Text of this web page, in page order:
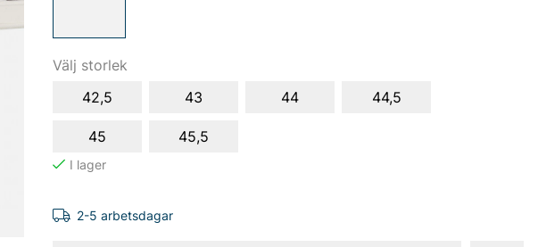
Välj storlek
42,5
43 44 44,5
45 45,5
2-5 arbetsdagar